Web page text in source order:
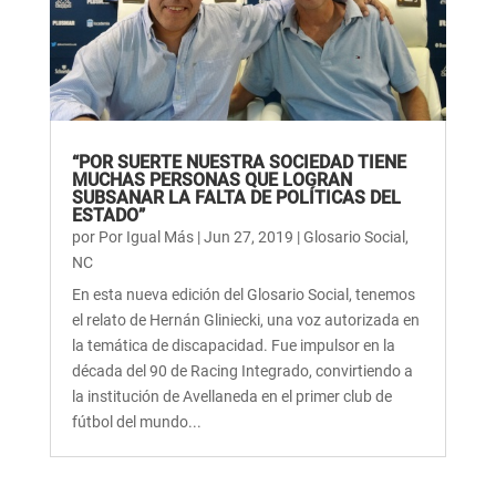
“POR SUERTE NUESTRA SOCIEDAD TIENE
MUCHAS PERSONAS QUE LOGRAN
SUBSANAR LA FALTA DE POLÍTICAS DEL
ESTADO”
por Por Igual Más|Jun 27, 2019 |Glosario Social ,
NC
En esta nueva edición del Glosario Social, tenemos
el relato de Hernán Gliniecki, una voz autorizada en
la temática de discapacidad. Fue impulsor en la
década del 90 de Racing Integrado, convirtiendo a
la institución de Avellaneda en el primer club de
fútbol del mundo...